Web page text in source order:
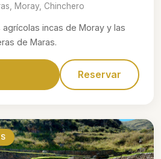
Moray, Chinchero
incas de Moray y las
de Maras.
Reservar